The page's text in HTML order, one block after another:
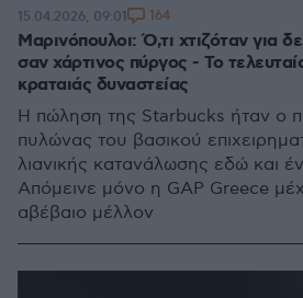
Μαρινόπουλοι: Ό,τι χτιζόταν για
σαν χάρτινος πύργος - Το
κραταιάς δυναστείας
Η πώληση της Starbucks ήταν ο
πυλώνας του βασικού
λιανικής κατανάλωσης εδώ και
Απόμεινε μόνο η GAP Greece
αβέβαιο μέλλον
15.04.2026, 09:01 164